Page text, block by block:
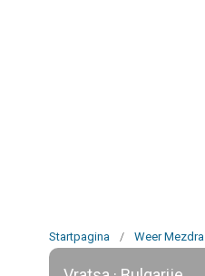
Startpagina / Weer Mezdra